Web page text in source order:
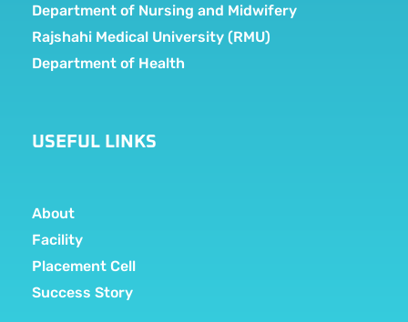
Department of Nursing and Midwifery
Rajshahi Medical University (RMU)
Department of Health
USEFUL LINKS
About
Facility
Placement Cell
Success Story